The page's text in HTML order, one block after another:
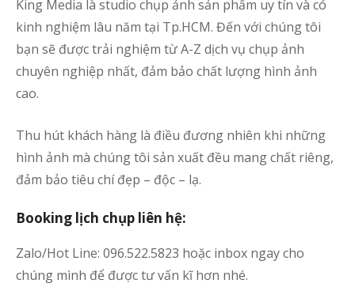
King Media là studio chụp ảnh sản phẩm uy tín và có
kinh nghiệm lâu năm tại Tp.HCM. Đến với chúng tôi
bạn sẽ được trải nghiệm từ A-Z dịch vụ chụp ảnh
chuyên nghiệp nhất, đảm bảo chất lượng hình ảnh
cao.
Thu hút khách hàng là điều đương nhiên khi những
hình ảnh mà chúng tôi sản xuất đều mang chất riêng,
đảm bảo tiêu chí đẹp – độc – lạ.
Booking lịch chụp liên hệ:
Zalo/Hot Line: 096.522.5823 hoặc inbox ngay cho
chúng mình để được tư vấn kĩ hơn nhé.